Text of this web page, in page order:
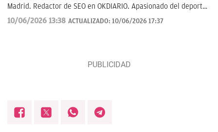
Madrid. Redactor de SEO en OKDIARIO. Apasionado del deporte
y de las MMA.
10/06/2026 13:38 ACTUALIZADO: 10/06/2026 17:37